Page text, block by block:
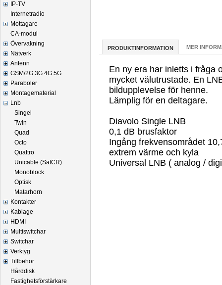
IP-TV
Internetradio
Mottagare
CA-modul
Övervakning
Nätverk
Antenn
GSM/2G 3G 4G 5G
Paraboler
Montagematerial
Lnb
Singel
Twin
Quad
Octo
Quattro
Unicable (SatCR)
Monoblock
Optisk
Matarhorn
Kontakter
Kablage
HDMI
Multiswitchar
Switchar
Verktyg
Tillbehör
Hårddisk
Fastighetsförstärkare
PRODUKTINFORMATION MER
En ny era har inletts i fråga
mycket välutrustade. En
bildupplevelse för henne.
Lämplig för en deltagare.
Diavolo Single LNB
0,1 dB brusfaktor
Ingång frekvensområdet
extrem värme och kyla
Universal LNB ( analog /